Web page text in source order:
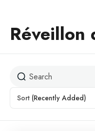
Réveillon
Sort (Recently Added)